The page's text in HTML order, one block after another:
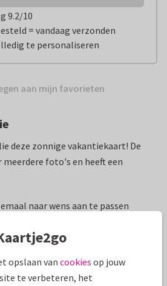
9.2/10
= vandaag verzonden
te personaliseren
aan mijn favorieten
deze zonnige vakantiekaart! De
foto's en heeft een
naar wens aan te passen
AnoukS Italië
opslaan van cookies op jouw
te verbeteren, het